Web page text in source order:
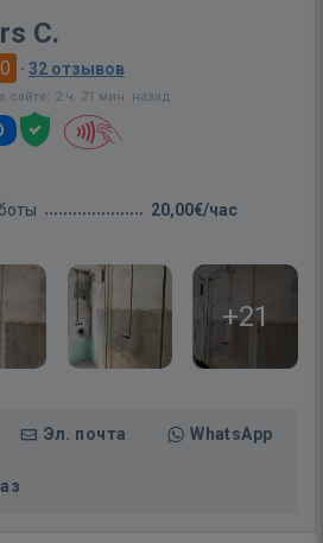
C.
· 32 отзывов
сайте: 2 ч. 21 мин. назад
20,00€/час
+21
Эл. почта WhatsApp